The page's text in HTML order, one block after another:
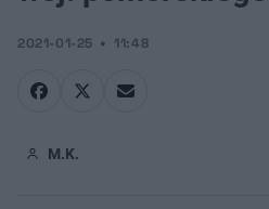
2021-01-25 11:48
M.K.